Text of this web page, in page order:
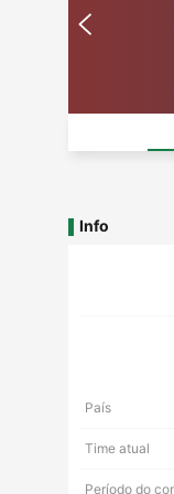
Info
País
Time atual
Período do